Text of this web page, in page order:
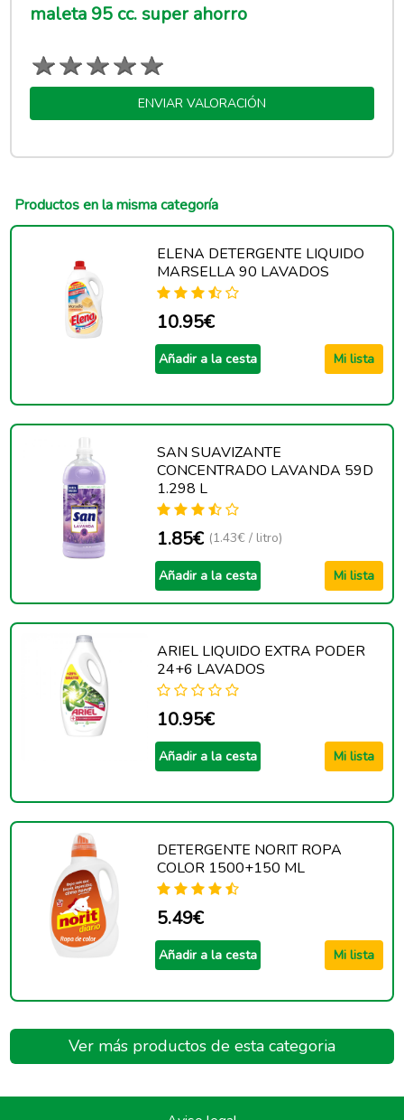
maleta 95 cc. super ahorro
ENVIAR VALORACIÓN
Productos en la misma categoría
ELENA DETERGENTE LIQUIDO
MARSELLA 90 LAVADOS
10.95€
Añadir a la cesta Mi lista
SAN SUAVIZANTE
CONCENTRADO LAVANDA 59D
1.298 L
1.85€ (1.43€ / litro)
Añadir a la cesta Mi lista
ARIEL LIQUIDO EXTRA PODER
24+6 LAVADOS
10.95€
Añadir a la cesta Mi lista
DETERGENTE NORIT ROPA
COLOR 1500+150 ML
5.49€
Añadir a la cesta Mi lista
Ver más productos de esta categoria